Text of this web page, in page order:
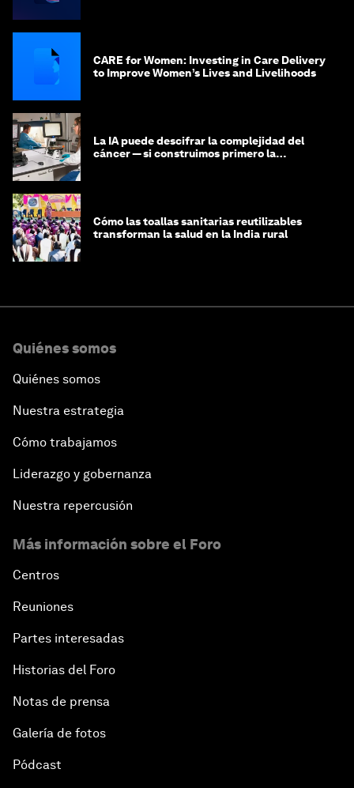
CARE for Women: Investing in Care Delivery
to Improve Women’s Lives and Livelihoods
La IA puede descifrar la complejidad del
cáncer — si construimos primero la
Cómo las toallas sanitarias reutilizables
transforman la salud en la India rural
Quiénes somos
Quiénes somos
Nuestra estrategia
Cómo trabajamos
Liderazgo y gobernanza
Nuestra repercusión
Más información sobre el Foro
Centros
Reuniones
Partes interesadas
Historias del Foro
Notas de prensa
Galería de fotos
Pódcast